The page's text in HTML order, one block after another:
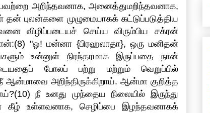
அறிந்தவனாக, அனைத்துமறிந்தவனாக,
புலன்களை முழுமையாகக் கட்டுப்படுத்திய
விழிப்படையச் செய்ய விரும்பிய சக்ரன்
"ஓ! மன்னா {பிரஹலாதா}, ஒரு மனிதன்
உன்னுள் நிரந்தரமாக இருப்பதை நான்
போலப் பற்று மற்றும் வெறுப்பில்
நீ ஆன்மாவை அறிந்திருக்கிறாய். ஆன்மா குறித்த
நீ உனது முந்தைய நிலையில் இருந்து
கீழ் உள்ளவனாக, செழிப்பை இழந்தவனாகக்